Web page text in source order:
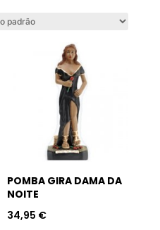
POMBA GIRA DAMA DA
NOITE
34,95 €